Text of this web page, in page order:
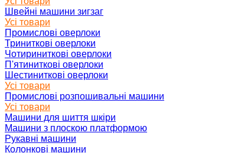
Швейні машини зигзаг
Усі товари
Промислові оверлоки
Триниткові оверлоки
Чотириниткові оверлоки
П'ятиниткові оверлоки
Шестиниткові оверлоки
Усі товари
Промислові розпошивальні машини
Усі товари
Машини для шиття шкіри
Машини з плоскою платформою
Рукавні машини
Колонкові машини